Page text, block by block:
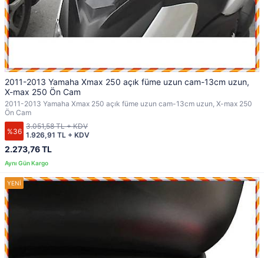
2011-2013 Yamaha Xmax 250 açık füme uzun cam-13cm uzun,
X-max 250 Ön Cam
2011-2013 Yamaha Xmax 250 açık füme uzun cam-13cm uzun, X-max 250
Ön Cam
%36
2.273,76 TL
1.926,91 TL + KDV
3.051,58 TL + KDV